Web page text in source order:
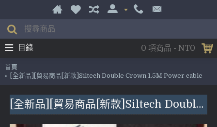
0 項商品 - NT0
目錄
首頁
[全新品][貿易商品[新款]Siltech Double Crown 1.5M Power cable
[全新品][貿易商品[新款]Siltech Double Crown 1.5M Power cable